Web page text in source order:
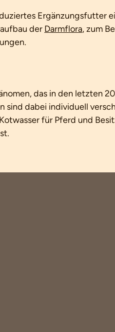
Ergänzungsfutter
der Darmflora, zum
das in den letzten
sind dabei individuell
für Pferd und